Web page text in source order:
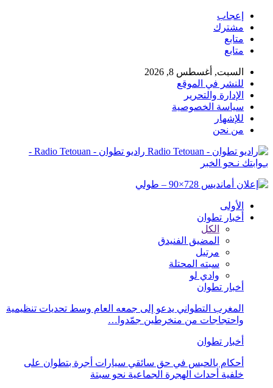
إعجاب
مشترك
متابع
متابع
السبت, أغسطس 8, 2026
للنشر في الموقع
الإدارة والتحرير
سياسة الخصوصية
للإشهار
من نحن
راديو تطوان - Radio Tetouan -
بـوابتك نـحو الخبر
الأولى
أخبار تطوان
الكل
المضيق الفنيدق
مرتيل
سبته المحتلة
وادي لو
أخبار تطوان
المغرب التطواني يدعو إلى جمعه العام وسط تحديات تنظيمية
واحتجاجات من منخرطين جمّدوا…
أخبار تطوان
أحكام بالحبس في حق سائقي سيارات أجرة بتطوان على
خلفية أحداث الهجرة الجماعية نحو سبتة